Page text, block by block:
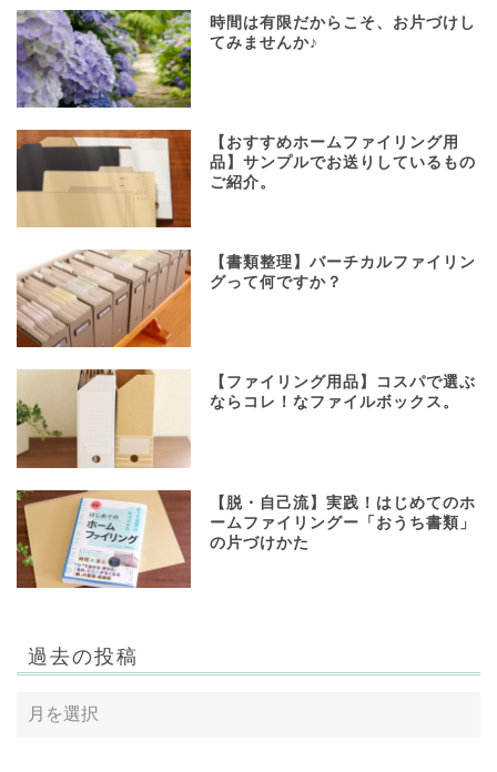
時間は有限だからこそ、お片づけし
てみませんか♪
【おすすめホームファイリング用
品】サンプルでお送りしているもの
ご紹介。
【書類整理】バーチカルファイリン
グって何ですか？
【ファイリング用品】コスパで選ぶ
ならコレ！なファイルボックス。
【脱・自己流】実践！はじめてのホ
ームファイリングー「おうち書類」
の片づけかた
過去の投稿